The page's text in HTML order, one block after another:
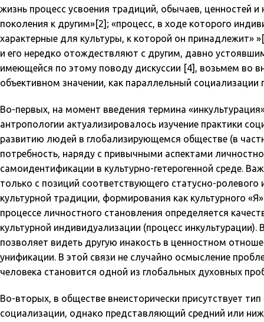
жизнь процесс усвоения традиций, обычаев, ценностей
поколения к другим»[2]; «процесс, в ходе которого
характерные для культуры, к которой он принадлежит»
и его нередко отождествляют с другим, давно
имеющейся по этому поводу дискуссии [4], возьмем во
объективном значении, как параллельный социализации
Во-первых, на момент введения термина
антропологии актуализировалось изучение практики
развитию людей в глобализирующемся обществе (в
потребность, наряду с привычными аспектами
самоидентификации в культурно-гетерогенной среде.
только с позиций соответствующего статусно-
культурной традиции, формирования как культурного
процессе личностного становления определяется
культурной индивидуализации (процесс
позволяет видеть другую инакость в ценностном
унификации. В этой связи не случайно осмысление
человека становится одной из глобальных духовных
Во-вторых, в обществе внеисторически присутствует
социализации, однако представляющий средний или